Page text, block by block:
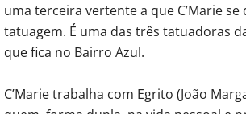
uma terceira vertente a que C’Marie se
tatuagem. É uma das três tatuadoras
que fica no Bairro Azul.
C’Marie trabalha com Egrito (João